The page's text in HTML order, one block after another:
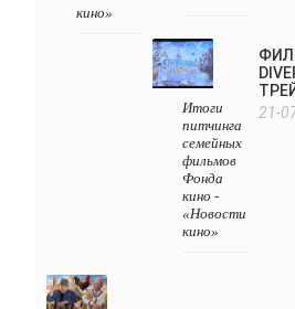
кино»
Итоги
питчинга
семейных
фильмов
Фонда
кино -
«Новости
кино»
21-